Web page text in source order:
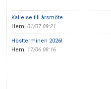
Kallelse till årsmöte
Hem, 01/07 09:21
Höstterminen 2026!
Hem, 17/06 08:16